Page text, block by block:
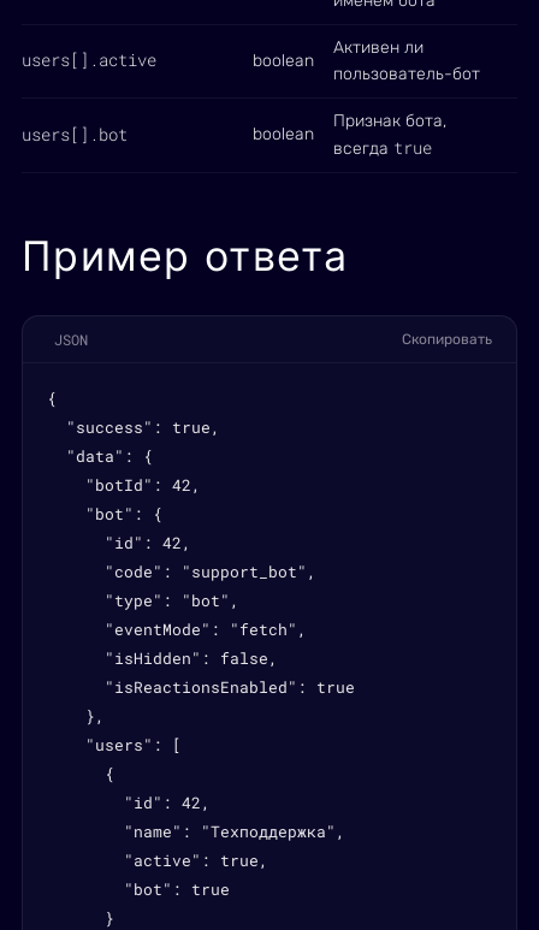
users[].active boolean
Активен ли
пользователь-бот
users[].bot boolean
Признак бота,
всегда true
Пример ответа
JSON Скопировать
{
  "success": true,
  "data": {
    "botId": 42,
    "bot": {
      "id": 42,
      "code": "support_bot",
      "type": "bot",
      "eventMode": "fetch",
      "isHidden": false,
      "isReactionsEnabled": true
    },
    "users": [
      {
        "id": 42,
        "name": "Техподдержка",
        "active": true,
        "bot": true
      }